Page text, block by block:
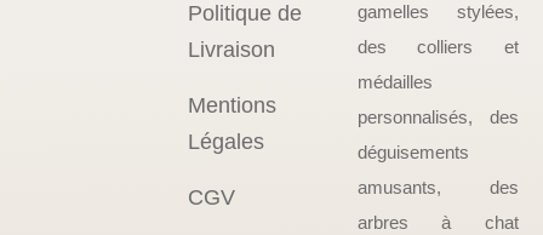
Politique de
Livraison
Mentions
Légales
CGV
gamelles stylées,
des colliers et
médailles
personnalisés, des
déguisements
amusants, des
arbres à chat